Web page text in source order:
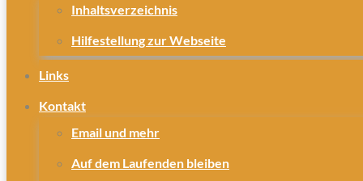
Inhaltsverzeichnis
Hilfestellung zur Webseite
Links
Kontakt
Email und mehr
Auf dem Laufenden bleiben